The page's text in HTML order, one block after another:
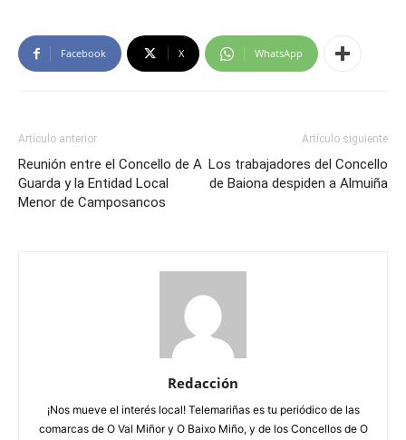
Facebook X WhatsApp
Artículo anterior
Reunión entre el Concello de A
Guarda y la Entidad Local
Menor de Camposancos
Artículo siguiente
Los trabajadores del Concello
de Baiona despiden a Almuiña
Redacción
¡Nos mueve el interés local! Telemariñas es tu periódico de las
comarcas de O Val Miñor y O Baixo Miño, y de los Concellos de O